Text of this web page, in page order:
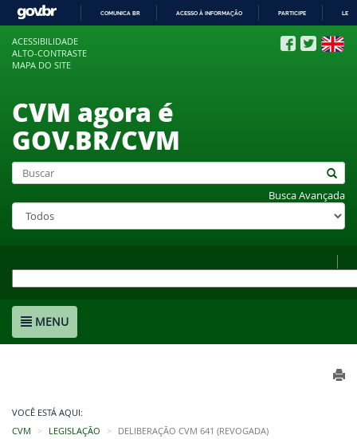
COMUNICA BR ACESSO À INFORMAÇÃO PARTICIPE
ACESSIBILIDADE
ALTO-CONTRASTE
MAPA DO SITE
CVM agora é
GOV.BR/CVM
Busca Avançada
MENU
VOCÊ ESTÁ AQUI:
CVM
LEGISLAÇÃO DELIBERAÇÃO CVM 641 (REVOGADA)